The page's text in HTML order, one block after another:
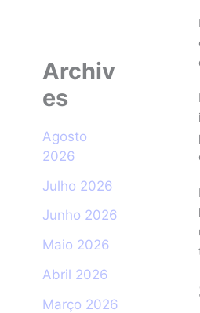
Archiv
es
Agosto
2026
Julho 2026
Junho 2026
Maio 2026
Abril 2026
Março 2026